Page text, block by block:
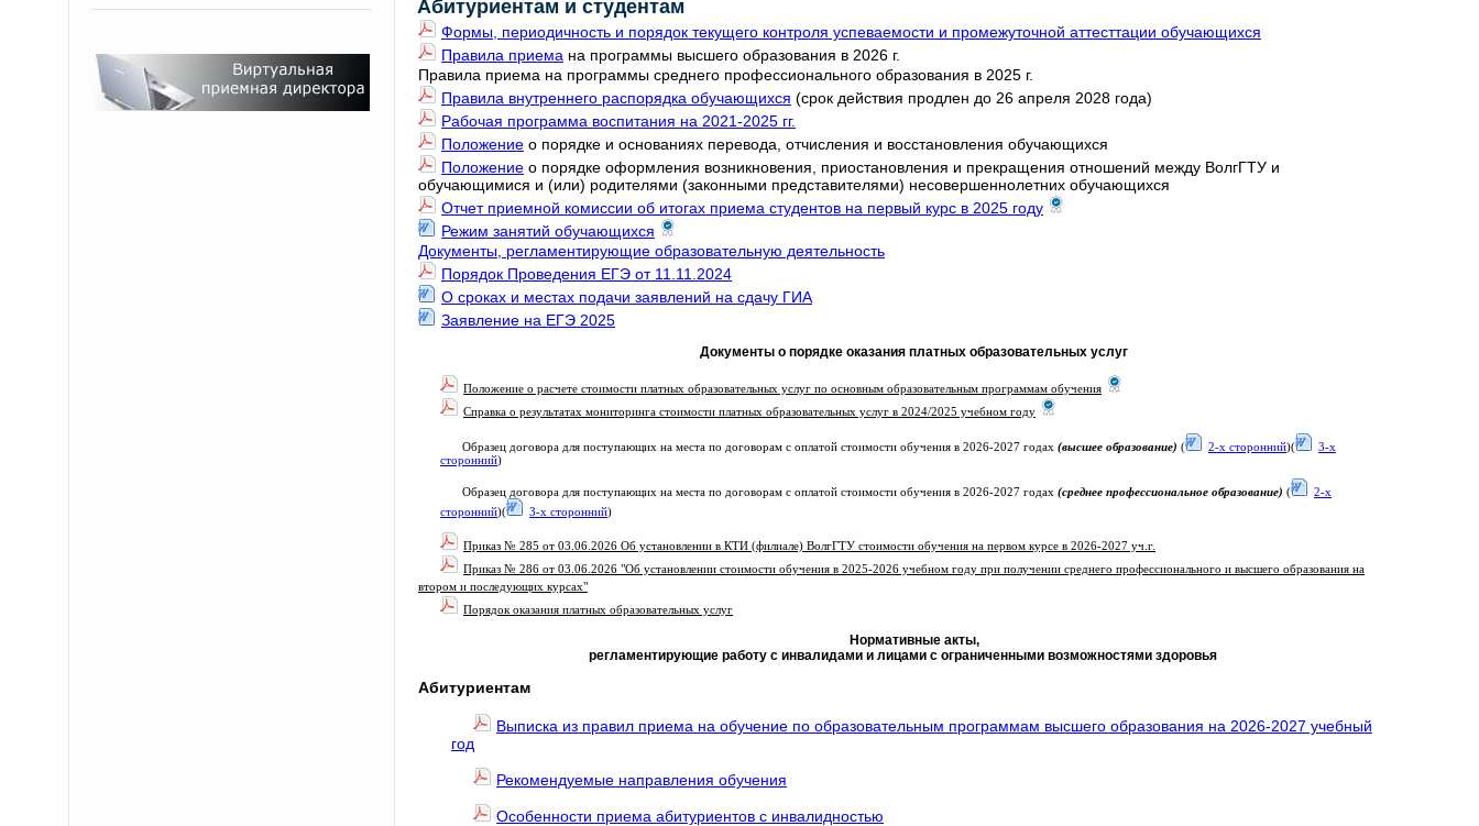
Абитуриентам и студентам
Формы, периодичность и порядок текущего контроля успеваемости и промежуточной аттесттации обучающихся
Правила приема на программы высшего образования в 2026 г.
Правила приема на программы среднего профессионального образования в 2025 г.
Правила внутреннего распорядка обучающихся (срок действия продлен до 26 апреля 2028 года)
Рабочая программа воспитания на 2021-2025 гг.
Положение о порядке и основаниях перевода, отчисления и восстановления обучающихся
Положение о порядке оформления возникновения, приостановления и прекращения отношений между ВолгГТУ и
обучающимися и (или) родителями (законными представителями) несовершеннолетних обучающихся
Отчет приемной комиссии об итогах приема студентов на первый курс в 2025 году
Режим занятий обучающихся
Документы, регламентирующие образовательную деятельность
Порядок Проведения ЕГЭ от 11.11.2024
О сроках и местах подачи заявлений на сдачу ГИА
Заявление на ЕГЭ 2025
Документы о порядке оказания платных образовательных услуг
Положение о расчете стоимости платных образовательных услуг по основным образовательным программам обучения
Справка о результатах мониторинга стоимости платных образовательных услуг в 2024/2025 учебном году
Образец договора для поступающих на места по договорам с оплатой стоимости обучения в 2026-2027 годах (высшее образование) ( 2-х сторонний)(
3-х
сторонний)
Образец договора для поступающих на места по договорам с оплатой стоимости обучения в 2026-2027 годах (среднее профессиональное образование) (
2-х
сторонний)( 3-х сторонний)
Приказ № 285 от 03.06.2026 Об установлении в КТИ (филиале) ВолгГТУ стоимости обучения на первом курсе в 2026-2027 уч.г.
Приказ № 286 от 03.06.2026 "Об установлении стоимости обучения в 2025-2026 учебном году при получении среднего профессионального и высшего образования на
втором и последующих курсах"
Порядок оказания платных образовательных услуг
Нормативные акты,
регламентирующие работу с инвалидами и лицами с ограниченными возможностями здоровья
Абитуриентам
Выписка из правил приема на обучение по образовательным программам высшего образования на 2026-2027 учебный
год
Рекомендуемые направления обучения
Особенности приема абитуриентов с инвалидностью